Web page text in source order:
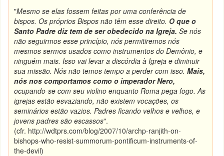
"Mesmo se elas fossem feitas por uma conferência de
bispos. Os próprios Bispos não têm esse direito. O que o
Santo Padre diz tem de ser obedecido na Igreja. Se nós
não seguirmos esse princípio, nós permitiremos nós
mesmos sermos usados como instrumentos do Demônio, e
ninguém mais. Isso vai levar a discórdia à Igreja e diminuir
sua missão. Nós não temos tempo a perder com isso.Mais,
nós nos comportamos como o imperador Nero,
ocupando-se com seu violino enquanto Roma pega fogo. As
igrejas estão esvaziando, não existem vocações, os
seminários estão vazios. Padres ficando velhos e velhos, e
jovens padres são escassos".
(cfr. http://wdtprs.com/blog/2007/10/archp-ranjith-on-
bishops-who-resist-summorum-pontificum-instruments-of-
the-devil)